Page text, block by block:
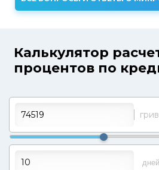
Калькулятор
процентов по